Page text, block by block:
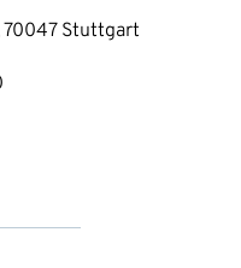
Stuttgart